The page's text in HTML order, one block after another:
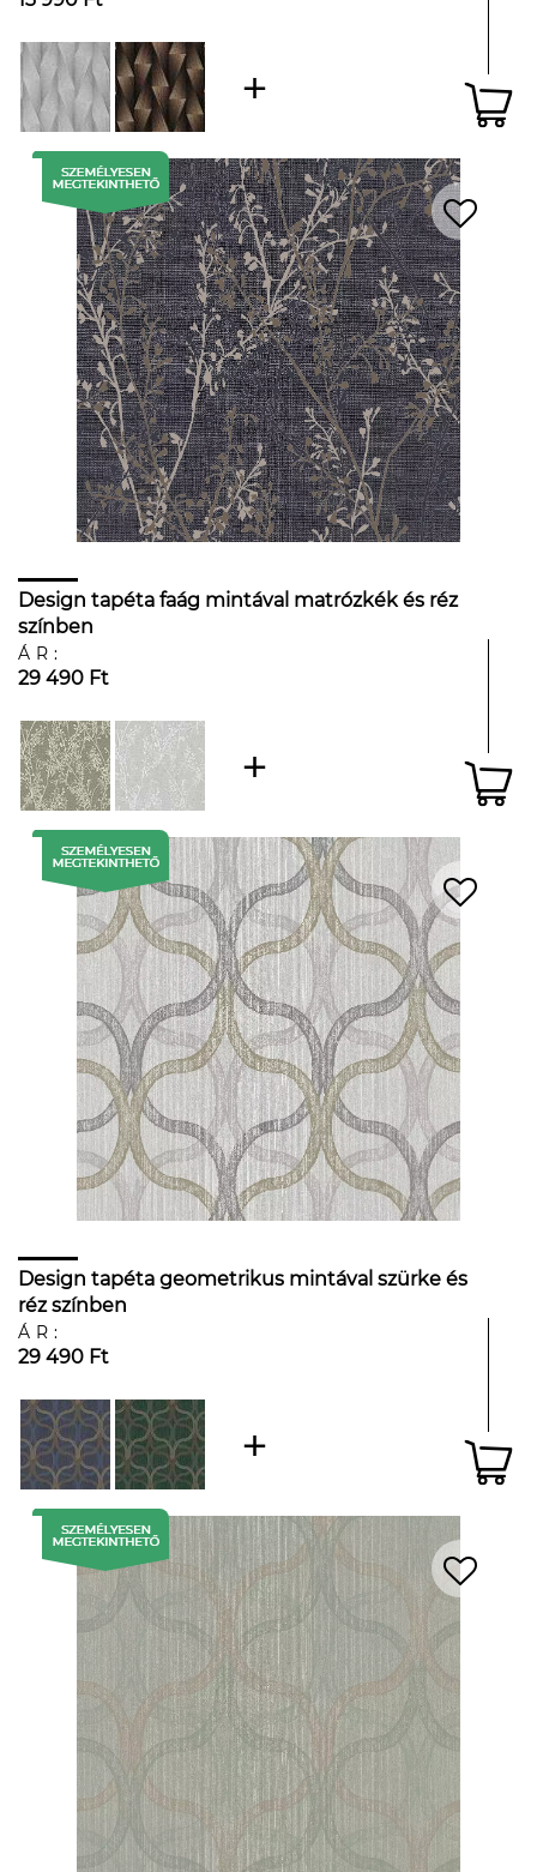
Design tapéta faág mintával matrózkék és réz
színben
ÁR:
29 490 Ft
Design tapéta geometrikus mintával szürke és
réz színben
ÁR:
29 490 Ft